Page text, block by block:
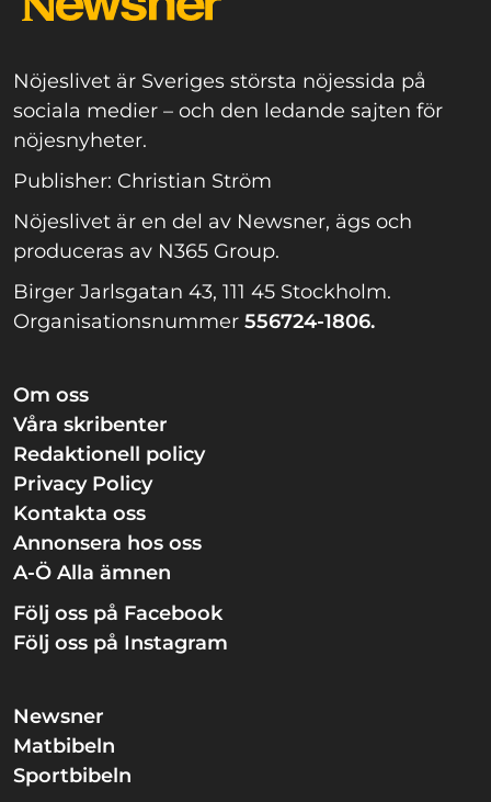
Nöjeslivet är Sveriges största nöjessida på
sociala medier – och den ledande sajten för
nöjesnyheter.
Publisher: Christian Ström
Nöjeslivet är en del av Newsner, ägs och
produceras av N365 Group.
Birger Jarlsgatan 43, 111 45 Stockholm.
Organisationsnummer 556724-1806.
Om oss
Våra skribenter
Redaktionell policy
Privacy Policy
Kontakta oss
Annonsera hos oss
A-Ö Alla ämnen
Följ oss på Facebook
Följ oss på Instagram
Newsner
Matbibeln
Sportbibeln